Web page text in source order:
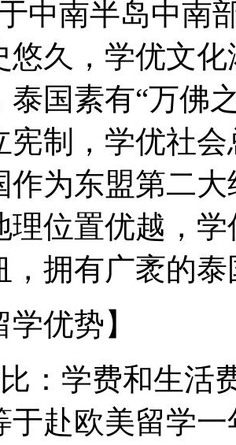
中南半岛中南
悠久，学优文化
泰国素有“万佛
宪制，学优社
作为东盟第二
理位置优越，
，拥有广袤的
学优势】
：学费和生活
于赴欧美留学